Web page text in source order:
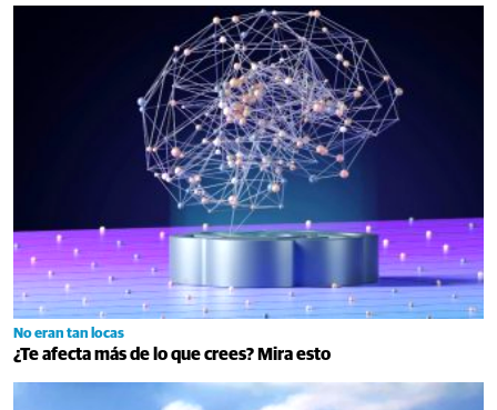
No eran tan locas
¿Te afecta más de lo que crees? Mira esto